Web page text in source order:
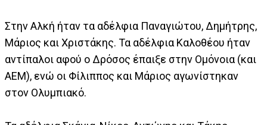
Στην Αλκή ήταν τα αδέλφια Παναγιώτου, Δημήτρης,
Μάριος και Χριστάκης. Τα αδέλφια Καλοθέου ήταν
αντίπαλοι αφού ο Δρόσος έπαιξε στην Ομόνοια (και
ΑΕΜ), ενώ οι Φίλιππος και Μάριος αγωνίστηκαν
στον Ολυμπιακό.